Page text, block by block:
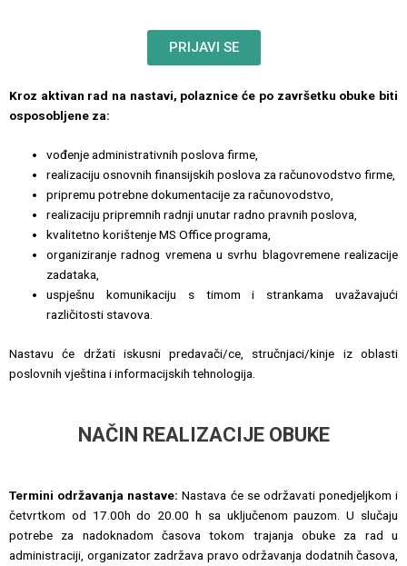
PRIJAVI SE
Kroz aktivan rad na nastavi, polaznice će po završetku obuke biti
osposobljene za:
vođenje administrativnih poslova firme,
realizaciju osnovnih finansijskih poslova za računovodstvo firme,
pripremu potrebne dokumentacije za računovodstvo,
realizaciju pripremnih radnji unutar radno pravnih poslova,
kvalitetno korištenje MS Office programa,
organiziranje radnog vremena u svrhu blagovremene realizacije
zadataka,
uspješnu komunikaciju s timom i strankama uvažavajući
različitosti stavova.
Nastavu će držati iskusni predavači/ce, stručnjaci/kinje iz oblasti
poslovnih vještina i informacijskih tehnologija.
NAČIN REALIZACIJE OBUKE
Termini održavanja nastave: Nastava će se održavati ponedjeljkom i
četvrtkom od 17.00h do 20.00 h sa uključenom pauzom. U slučaju
potrebe za nadoknadom časova tokom trajanja obuke za rad u
administraciji, organizator zadržava pravo održavanja dodatnih časova,